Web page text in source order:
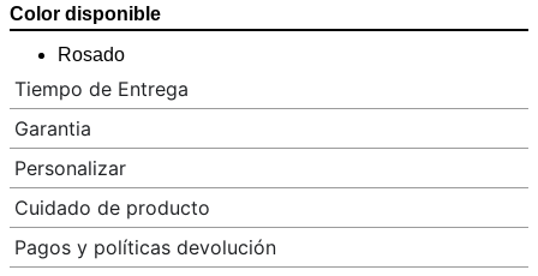
Color disponible
Rosado
Tiempo de Entrega
Garantia
Personalizar
Cuidado de producto
Pagos y políticas devolución